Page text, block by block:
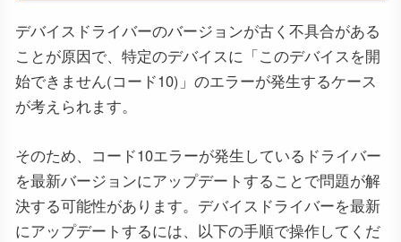
デバイスドライバーのバージョンが古く不具合がある
ことが原因で、特定のデバイスに「このデバイスを開
始できません(コード10)」のエラーが発生するケース
が考えられます。
そのため、コード10エラーが発生しているドライバー
を最新バージョンにアップデートすることで問題が解
決する可能性があります。デバイスドライバーを最新
にアップデートするには、以下の手順で操作してくだ